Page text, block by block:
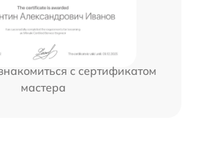
с сертификатом
мастера